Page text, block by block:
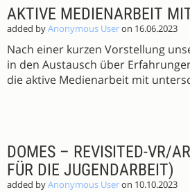
AKTIVE MEDIENARBEIT
added byAnonymous Useron 16.06.2023
Nach einer kurzen Vorstellung
in den Austausch über
die aktive Medienarbeit mit
DOMES – REVISITED-VR/
FÜR DIE JUGENDARBEIT)
added byAnonymous Useron 10.10.2023